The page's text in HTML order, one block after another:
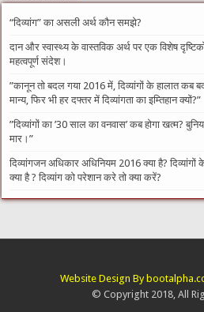
“दिव्यांग” का असली अर्थ कौन समझे?
दान और स्वास्थ्य के वास्तविक अर्थ पर एक विशेष
महत्वपूर्ण संदेश।
​”कानून तो बदल गया 2016 में, दिव्यांगों के हालात कब
मान्य, फिर भी हर दफ्तर में दिव्यांगता का इम्तिहान क्यों?”
​”दिव्यांगों का ’30 साल का वनवास’ कब होगा खत्म?
मार।”
दिव्यांगजन अधिकार अधिनियम 2016 क्या है?
क्या है ? दिव्यांग को परेशान करे तो क्या करें?
Website Design By
© Copyright 2018, All